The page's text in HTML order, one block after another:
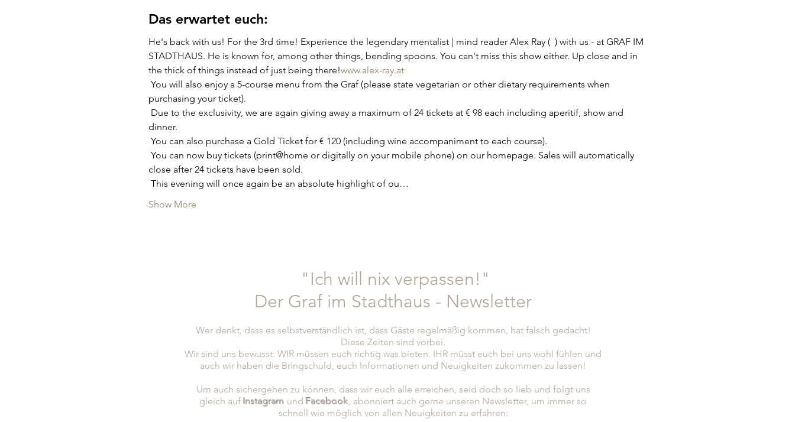
Das erwartet euch:
He's back with us! For the 3rd time! Experience the legendary mentalist | mind reader Alex Ray ( ) with us - at GRAF IM
STADTHAUS. He is known for, among other things, bending spoons. You can't miss this show either. Up close and in
the thick of things instead of just being there!www.alex-ray.at
purchasing your ticket).
dinner.
You can also purchase a Gold Ticket for € 120 (including wine accompaniment to each course).
close after 24 tickets have been sold.
This evening will once again be an absolute highlight of ou…
Show More
"Ich will nix verpassen!"
Der Graf im Stadthaus - Newsletter
Wer denkt, dass es selbstverständlich ist, dass Gäste regelmäßig kommen, hat falsch gedacht!
Diese Zeiten sind vorbei.
Wir sind uns bewusst: WIR müssen euch richtig was bieten. IHR müsst euch bei uns wohl fühlen und
auch wir haben die Bringschuld, euch Informationen und Neuigkeiten zukommen zu lassen!
Um auch sichergehen zu können, dass wir euch alle erreichen, seid doch so lieb und folgt uns
gleich auf Instagram und Facebook , abonniert auch gerne unseren Newsletter, um immer so
schnell wie möglich von allen Neuigkeiten zu erfahren: